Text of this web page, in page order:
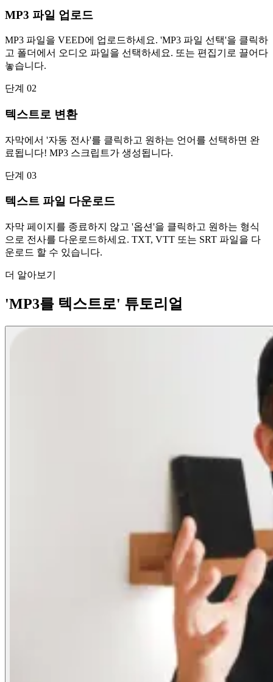
MP3 파일 업로드
MP3 파일을 VEED에 업로드하세요. 'MP3 파일 선택'을 클릭하
고 폴더에서 오디오 파일을 선택하세요. 또는 편집기로 끌어다
놓습니다.
단계 02
텍스트로 변환
자막에서 '자동 전사'를 클릭하고 원하는 언어를 선택하면 완
료됩니다! MP3 스크립트가 생성됩니다.
단계 03
텍스트 파일 다운로드
자막 페이지를 종료하지 않고 '옵션'을 클릭하고 원하는 형식
으로 전사를 다운로드하세요. TXT, VTT 또는 SRT 파일을 다
운로드 할 수 있습니다.
더 알아보기
'MP3를 텍스트로' 튜토리얼